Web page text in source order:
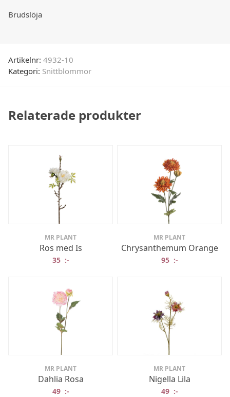
Brudslöja
Artikelnr: 4932-10
Kategori: Snittblommor
Relaterade produkter
MR PLANT
Ros med Is
35 :-
MR PLANT
Chrysanthemum Orange
95 :-
MR PLANT
Dahlia Rosa
49 :-
MR PLANT
Nigella Lila
49 :-